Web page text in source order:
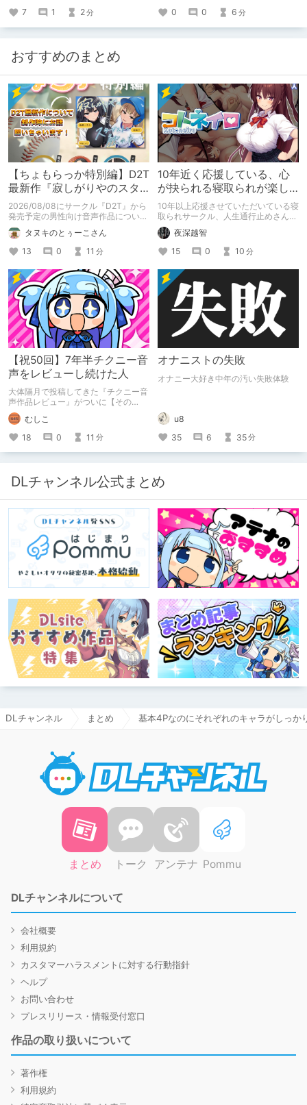
7
1 2分
0
0 6 分
おすすめのまとめ
【ちょもらっか特別編】D2T
最新作『寂しがりやのスタ
ーダストと触れあって』制
作陣にインタビュー！🎤
2026/08/08にサークル『D2T』から
発売予定の男性向け音声作品について
逆神ラニさんと不束こけしさんにお話
聞いちゃいました！夏コミに関する告
知もあります！
タヌキのとぅーこさん
13
0 11 分
10年近く応援している、心
が抉られる寝取られが楽し
めるサークル
10年以上応援させていただいている寝
取られサークル、人生通行止めさんの
新作がとても良かったので、新作を中
心に、このサークルのゲームを紹介し
たくて、記事を書かせていただく。
キミノオモイからずっと好きな熱心な
ファンとしての記事にどうか、お付き
合いいただきたい（2026年7月18日
微修正）
夜深越智
15
0 10 分
【祝50回】7年半チクニー音
声をレビューし続けた人
大体隔月で投稿してきた『チクニー音
声作品レビュー』がついに【その
50】を迎えました！ 約7年半チクニー
し続け、おシコり報告をしてきただけ
ですけど記念は記念。 皆様への感謝
を伝えたり、これまでの投稿を振り返
ります。
むしこ
18
0 11 分
オナニストの失敗
オナニー大好き中年の汚い失敗体験
u8
35
6 35分
DLチャンネル公式まとめ
DLチャンネル まとめ 基本4Pなのにそれぞれのキャラがしっか
まとめ トーク アンテナ Pommu
DLチャンネルについて
会社概要
利用規約
カスタマーハラスメントに対する行動指針
ヘルプ
お問い合わせ
プレスリリース・情報受付窓口
作品の取り扱いについて
著作権
利用規約